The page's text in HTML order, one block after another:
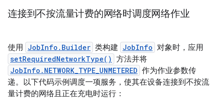
连接到不按流量计费的网络时调度网络作业
使用 JobInfo.Builder 类构建 JobInfo 对象时，应用
setRequiredNetworkType() 方法并将
JobInfo.NETWORK_TYPE_UNMETERED 作为作业参数传
递。以下代码示例调度一项服务，使其在设备连接到不按流
量计费的网络且正在充电时运行：